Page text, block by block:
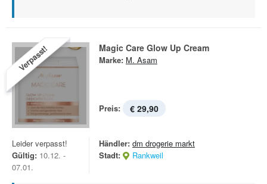
Verpasst! Magic Care Glow Up Cream
Marke: M. Asam
Preis: € 29,90
Leider verpasst!
Gültig: 10.12. -
07.01.
Händler: dm drogerie markt
Stadt:
Rankweil